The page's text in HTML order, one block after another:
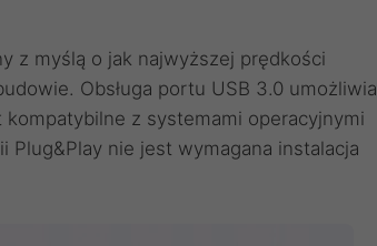
z myślą o jak najwyższej prędkości
Obsługa portu USB 3.0 umożliwia
z systemami operacyjnymi
Plug&Play nie jest wymagana instalacja